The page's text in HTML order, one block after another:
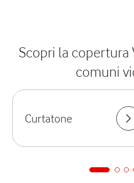
Scopri la copertura
comuni
Curtatone